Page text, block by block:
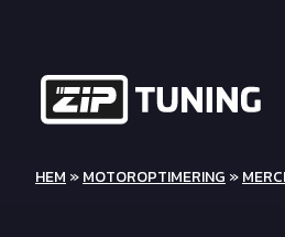
HEM »MOTOROPTIMERING »